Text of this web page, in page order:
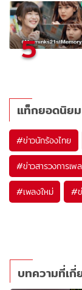
5
แท็กยอดนิยม
#ข่าวนักร้องไทย
#ข่าวสารวงการเพ
#เพลงใหม่ #
บทความที่เกี่